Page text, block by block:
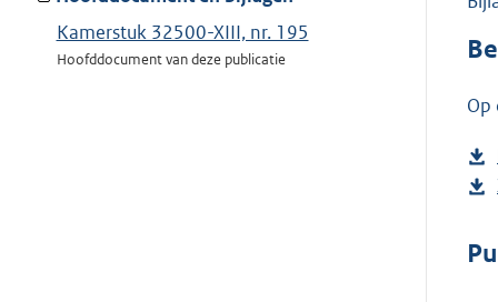
Kamerstuk 32500-XIII, nr. 195
Hoofddocument van deze publicatie
Op